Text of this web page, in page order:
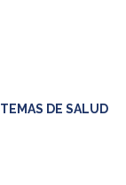
TEMAS DE SALUD